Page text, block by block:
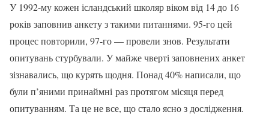
У 1992-му кожен ісландський школяр віком від 14 до 16
років заповнив анкету з такими питаннями. 95-го цей
процес повторили, 97-го — провели знов. Результати
опитувань стурбували. У майже чверті заповнених анкет
зізнавались, що курять щодня. Понад 40% написали, що
були п’яними принаймні раз протягом місяця перед
опитуванням. Та це не все, що стало ясно з дослідження.